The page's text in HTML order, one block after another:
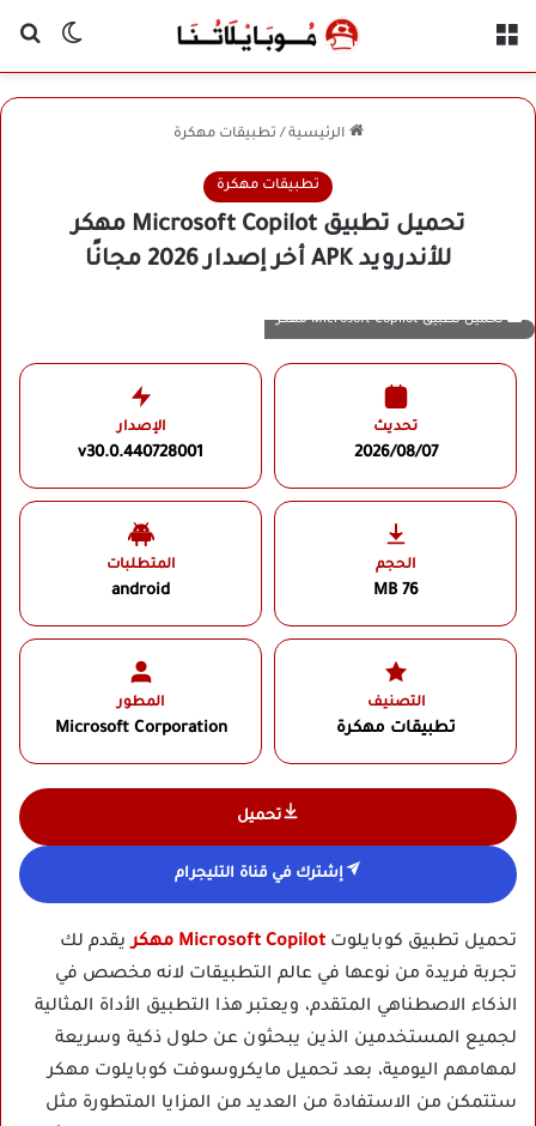
الوضع
الرئيسية / تطبيقات مهكرة
تطبيقات مهكرة
تحميل تطبيق Microsoft Copilot مهكر
للأندرويد APK أخر إصدار 2026 مجانًا
تحميل تطبيق Microsoft Copilot مهكر
تحديث
2026/08/07
الإصدار
v30.0.440728001
الحجم
76 MB
المتطلبات
android
التصنيف
تطبيقات مهكرة
المطور
Microsoft Corporation‏
تحميل
إشترك في قناة التليجرام
تحميل تطبيق كوبايلوت Microsoft Copilot مهكر
يقدم لك
تجربة فريدة من نوعها في عالم التطبيقات لانه مخصص في
الذكاء الاصطناهي المتقدم، ويعتبر هذا التطبيق الأداة المثالية
لجميع المستخدمين الذين يبحثون عن حلول ذكية وسريعة
لمهامهم اليومية، بعد تحميل مايكروسوفت كوبايلوت مهكر
ستتمكن من الاستفادة من العديد من المزايا المتطورة مثل